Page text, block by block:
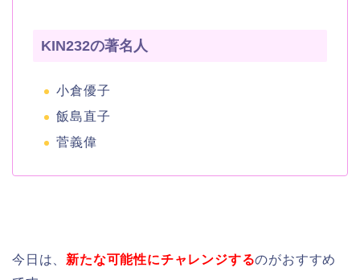
KIN232の著名人
小倉優子
飯島直子
菅義偉
今日は、 新たな可能性にチャレンジするのがおすすめ